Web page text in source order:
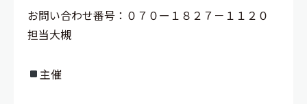
お問い合わせ番号：０７０ー１８２７－１１２０
担当大槻
主催